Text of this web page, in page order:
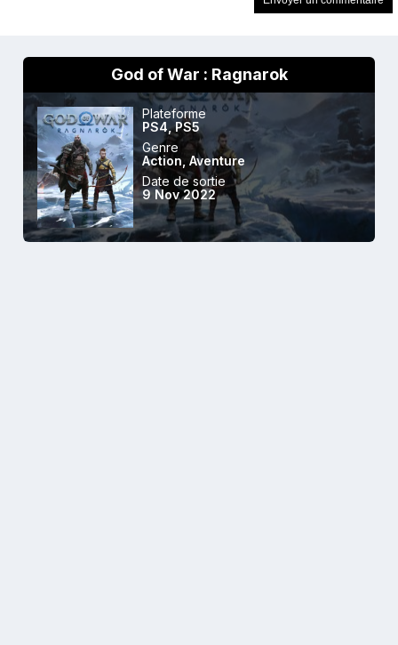
God of War : Ragnarok
Plateforme
PS4,PS5
Genre
Action Aventure
Date de sortie
9 Nov 2022